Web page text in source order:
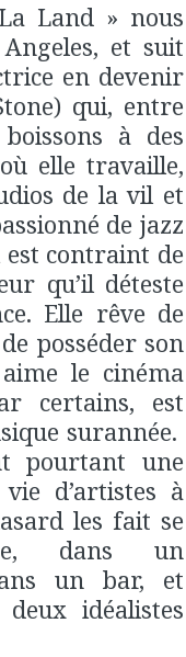
Land » nous
et suit
en devenir
qui, entre
à des
elle travaille,
de la vil et
de jazz
contraint de
qu’il déteste
Elle rêve de
posséder son
le cinéma
certains, est
surannée.
pourtant une
d’artistes à
les fait se
dans un
un bar, et
idéalistes